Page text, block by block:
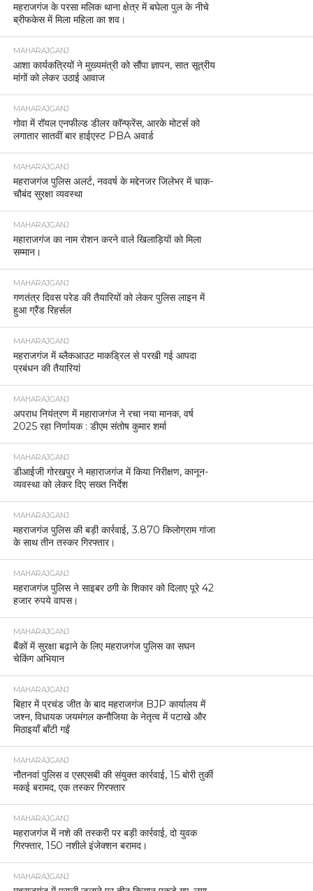
महराजगंज के परसा मलिक थाना क्षेत्र में बघेला पुल के नीचे
ब्रीफकेस में मिला महिला का शव।
MAHARAJGANJ
आशा कार्यकत्रियों ने मुख्यमंत्री को सौंपा ज्ञापन, सात सूत्रीय
मांगों को लेकर उठाई आवाज
MAHARAJGANJ
गोवा में रॉयल एनफील्ड डीलर कॉन्फ्रेंस, आरके मोटर्स को
लगातार सातवीं बार हाईएस्ट PBA अवार्ड
MAHARAJGANJ
महराजगंज पुलिस अलर्ट, नववर्ष के मद्देनजर जिलेभर में चाक-
चौबंद सुरक्षा व्यवस्था
MAHARAJGANJ
महाराजगंज का नाम रोशन करने वाले खिलाड़ियों को मिला
सम्मान।
MAHARAJGANJ
गणतंत्र दिवस परेड की तैयारियों को लेकर पुलिस लाइन में
हुआ ग्रैंड रिहर्सल
MAHARAJGANJ
महराजगंज में ब्लैकआउट माकड्रिल से परखी गई आपदा
प्रबंधन की तैयारियां
MAHARAJGANJ
अपराध नियंत्रण में महाराजगंज ने रचा नया मानक, वर्ष
2025 रहा निर्णायक : डीएम संतोष कुमार शर्मा
MAHARAJGANJ
डीआईजी गोरखपुर ने महाराजगंज में किया निरीक्षण, कानून-
व्यवस्था को लेकर दिए सख्त निर्देश
MAHARAJGANJ
महराजगंज पुलिस की बड़ी कार्रवाई, 3.870 किलोग्राम गांजा
के साथ तीन तस्कर गिरफ्तार।
MAHARAJGANJ
महराजगंज पुलिस ने साइबर ठगी के शिकार को दिलाए पूरे 42
हजार रुपये वापस।
MAHARAJGANJ
बैंकों में सुरक्षा बढ़ाने के लिए महराजगंज पुलिस का सघन
चेकिंग अभियान
MAHARAJGANJ
बिहार में प्रचंड जीत के बाद महराजगंज BJP कार्यालय में
जश्न, विधायक जयमंगल कनौजिया के नेतृत्व में पटाखे और
मिठाइयाँ बाँटी गईं
MAHARAJGANJ
नौतनवां पुलिस व एसएसबी की संयुक्त कार्रवाई, 15 बोरी तुर्की
मकई बरामद, एक तस्कर गिरफ्तार
MAHARAJGANJ
महराजगंज में नशे की तस्करी पर बड़ी कार्रवाई, दो युवक
गिरफ्तार, 150 नशीले इंजेक्शन बरामद।
MAHARAJGANJ